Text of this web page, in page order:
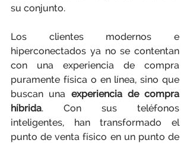
su conjunto.
Los clientes modernos e
hiperconectados ya no se contentan
con una experiencia de compra
puramente física o en línea, sino que
buscan una experiencia de compra
híbrida. Con sus teléfonos
inteligentes, han transformado el
punto de venta físico en un punto de